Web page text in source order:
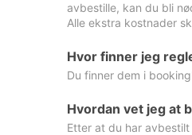
avbestille, kan du bli
Alle ekstra kostnader
Hvor finner jeg
Du finner dem i
Hvordan vet jeg at
Etter at du har